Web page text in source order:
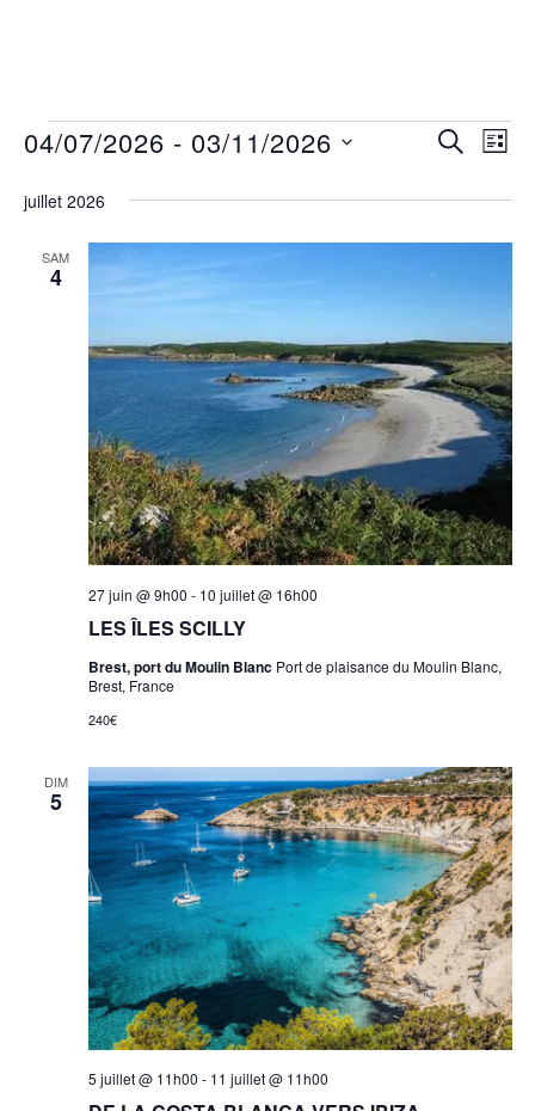
et
de
vues
LISTE
04/07/2026 - 03/11/2026
une
juillet 2026
SAM
4
LES ÎLES SCILLY
27 juin @ 9h00 - 10 juillet @ 16h00
Brest, port du Moulin Blanc Port de plaisance du Moulin Blanc,
Brest, France
240€
DIM
5
5 juillet @ 11h00 - 11 juillet @ 11h00